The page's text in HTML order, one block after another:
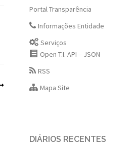
Portal Transparência
Informações Entidade
Serviços
Open T.I. API – JSON
RSS
Mapa Site
DIÁRIOS RECENTES